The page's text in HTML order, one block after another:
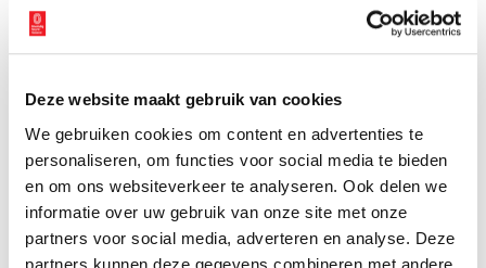
Deze website maakt gebruik van cookies
We gebruiken cookies om content en advertenties te
personaliseren, om functies voor social media te bieden
en om ons websiteverkeer te analyseren. Ook delen we
informatie over uw gebruik van onze site met onze
partners voor social media, adverteren en analyse. Deze
partners kunnen deze gegevens combineren met andere
Een prent uit 1725 laat zien hoe de viering van Pesach op
sederavond bij de Portugees-Joodse familie Alvaro Nunes da
Costa er aan toeging. De familie woonde op de Nieuwe
Herengracht 49, niet ver van de synagoges bij het
Waterlooplein. De viering van Pesach (Pasen) herinnert aan de
uittocht uit Egypte. In de Tora wordt in het boek Exodus
verteld dat Mozes de opdracht van God kreeg om de joden uit